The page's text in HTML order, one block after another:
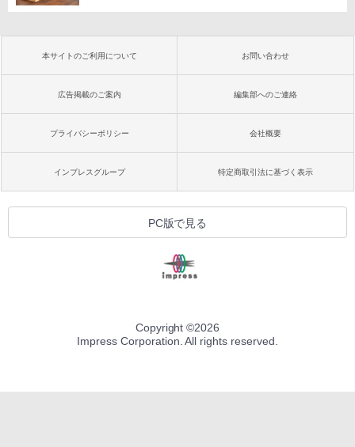
本サイトのご利用について お問い合わせ
広告掲載のご案内 編集部へのご連絡
プライバシーポリシー 会社概要
インプレスグループ 特定商取引法に基づく表示
PC版で見る
Copyright ©2026
Impress Corporation. All rights reserved.